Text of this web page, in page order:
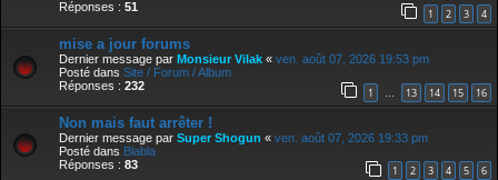
Réponses : 51 1 2 3 4
mise a jour forums
Dernier message par Monsieur Vilak « ven. août 07, 2026 19:53 pm
Posté dans Site / Forum / Album
Réponses : 232 1 13 14 15 16
Non mais faut arrêter !
Dernier message par Super Shogun « ven. août 07, 2026 19:33 pm
Posté dans Blabla
Réponses : 83 1 2 3 4 5 6